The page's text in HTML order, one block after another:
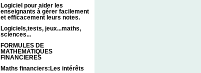
Logiciel pour aider les
enseignants à gérer facilement
et efficacement leurs notes.
Logiciels,tests, jeux...maths,
sciences...
FORMULES DE
MATHEMATIQUES
FINANCIERES
Maths financiers:Les intérêts